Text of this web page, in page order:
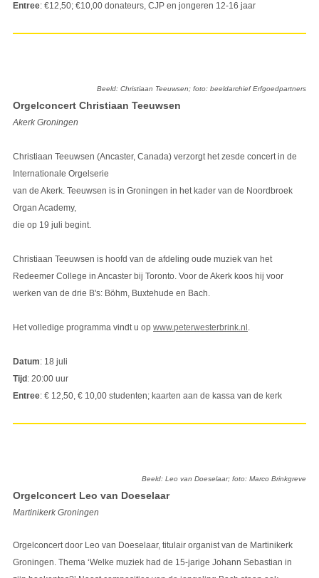
Entree: €12,50; €10,00 donateurs, CJP en jongeren 12-16 jaar
Beeld: Christiaan Teeuwsen; foto: beeldarchief Erfgoedpartners
Orgelconcert Christiaan Teeuwsen
Akerk Groningen
Christiaan Teeuwsen (Ancaster, Canada) verzorgt het zesde concert in de
Internationale Orgelserie
van de Akerk. Teeuwsen is in Groningen in het kader van de Noordbroek
Organ Academy,
die op 19 juli begint.
Christiaan Teeuwsen is hoofd van de afdeling oude muziek van het
Redeemer College in Ancaster bij Toronto. Voor de Akerk koos hij voor
werken van de drie B's: Böhm, Buxtehude en Bach.
Het volledige programma vindt u op www.peterwesterbrink.nl .
Datum: 18 juli
Tijd : 20:00 uur
Entree: € 12,50, € 10,00 studenten; kaarten aan de kassa van de kerk
Beeld: Leo van Doeselaar; foto: Marco Brinkgreve
Orgelconcert Leo van Doeselaar
Martinikerk Groningen
Orgelconcert door Leo van Doeselaar, titulair organist van de Martinikerk
Groningen. Thema ‘Welke muziek had de 15-jarige Johann Sebastian in